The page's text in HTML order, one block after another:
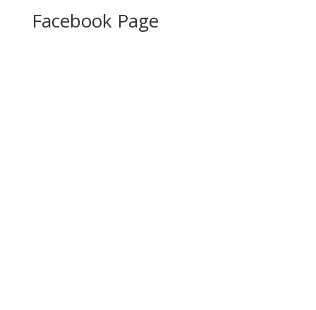
Facebook Page